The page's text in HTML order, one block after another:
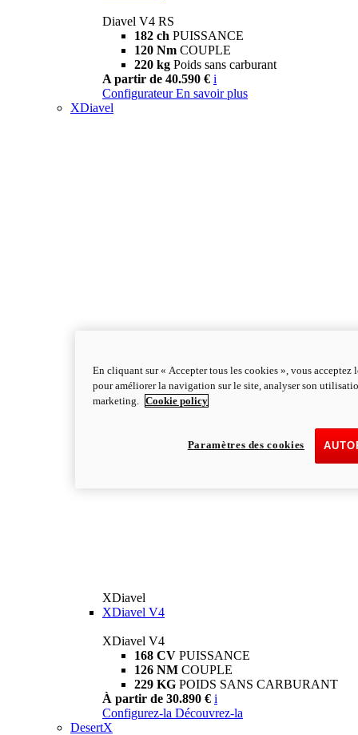
Diavel V4 RS
182 ch PUISSANCE
120 Nm COUPLE
220 kg Poids sans carburant
A partir de 40.590 € i
Configurateur En savoir plus
XDiavel
XDiavel
XDiavel V4
XDiavel V4
168 CV PUISSANCE
126 NM COUPLE
229 KG POIDS SANS CARBURANT
À partir de 30.890 € i
Configurez-la Découvrez-la
DesertX
En cliquant sur « Accepter tous les cookies », vous acceptez
pour améliorer la navigation sur le site, analyser son
marketing.
Cookie policy
Paramètres des cookies